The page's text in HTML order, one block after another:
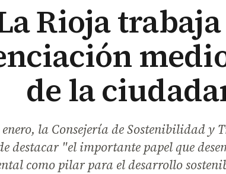
Rioja
de la
enero, la Consejería de Sostenibilidad y
destacar "el importante papel que
como pilar para el desarrollo